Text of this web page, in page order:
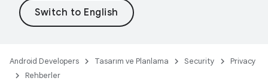
Android Developers Tasarım ve Planlama Security
Privacy
Rehberler